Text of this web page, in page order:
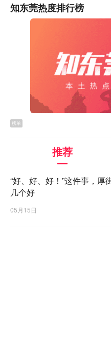
▲文明街改造前
知东莞热度排行榜
榜单
推荐
“好、好、好！”这件事，厚
几个好
05月15日